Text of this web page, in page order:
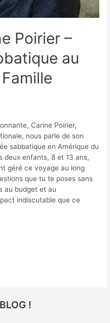
Poirier –
au
Carine Poirier,
nous parle de son
sabbatique en Amérique du
deux enfants, 8 et 13 ans,
géré ce voyage au long
que tu te poses sans
au budget et au
indiscutable que ce
!